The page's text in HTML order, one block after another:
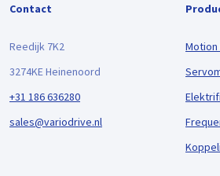
Contact
Reedijk 7K2
3274KE Heinenoord
+31 186 636280
sales@variodrive.nl
Motion